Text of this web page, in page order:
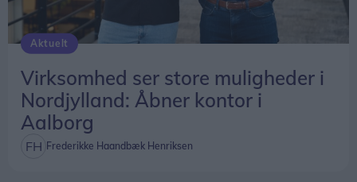
Aktuelt
Virksomhed ser store muligheder i
Nordjylland: Åbner kontor i
Aalborg
Frederikke Haandbæk Henriksen